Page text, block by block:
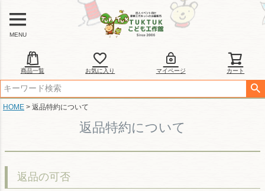
MENU
商品一覧 お気に入り マイページ カート
HOME 返品特約について
返品特約について
返品の可否